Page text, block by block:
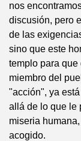
nos
discusión, pero
de las
sino que este
templo para
miembro del
"acción", ya
allá de lo que le
miseria
acogido.